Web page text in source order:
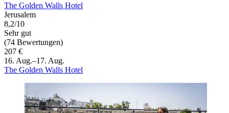
The Golden Walls Hotel
Jerusalem
8,2/10
Sehr gut
(74 Bewertungen)
207 €
16. Aug.–17. Aug.
The Golden Walls Hotel